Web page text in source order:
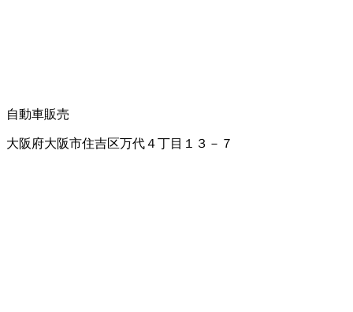
自動車販売
大阪府大阪市住吉区万代４丁目１３－７